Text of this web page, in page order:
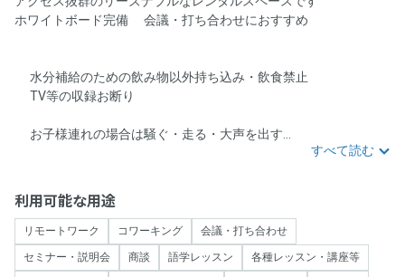
ホワイトボード完備🙆会議・打ち合わせにおすすめ👌
🚫水分補給のための飲み物以外持ち込み・飲食禁止🚫
🚫TV等の収録お断り🚫
💁‍♀️お子様連れの場合は騒ぐ・走る・大声を出す...
すべて読む
利用可能な用途
リモートワーク コワーキング 会議・打ち合わせ
セミナー・説明会 商談 語学レッスン 各種レッスン・講座等